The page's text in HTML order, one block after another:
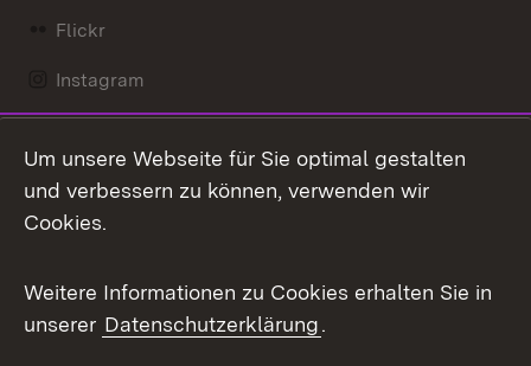
Flickr
Instagram
Mastodon
Messenger
Social Wall
X / Twitter
Um unsere Webseite für Sie optimal gestalten
und verbessern zu können, verwenden wir
Cookies.
Weitere Informationen zu Cookies erhalten Sie in
unserer Datenschutzerklärung.